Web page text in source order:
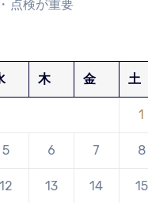
点検が重要
木 金 土
1
5 6 7 8
12 13 14 15